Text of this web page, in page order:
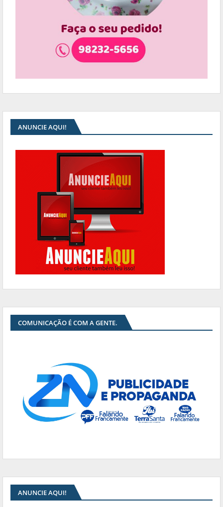
ANUNCIE AQUI!
COMUNICAÇÃO É COM A GENTE.
ANUNCIE AQUI!